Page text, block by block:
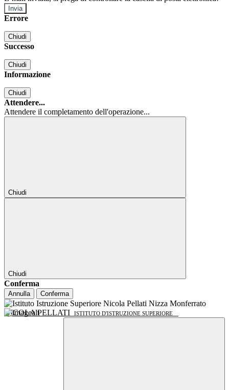
Errore
Chiudi
Successo
Chiudi
Informazione
Chiudi
Attendere...
Attendere il completamento dell'operazione...
Chiudi
Chiudi
Conferma
Annulla Conferma
NICOLA PELLATI ISTITUTO D'ISTRUZIONE SUPERIORE